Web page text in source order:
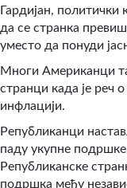
Гардијан,
да се странка
уместо да понуди
Многи Американци
странци када је реч
инфлацији.
Републиканци
паду укупне
Републиканске
подршка међу